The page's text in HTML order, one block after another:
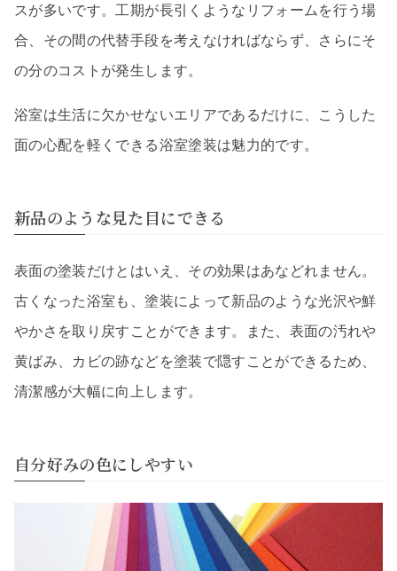
スが多いです。工期が長引くようなリフォームを行う場
合、その間の代替手段を考えなければならず、さらにそ
の分のコストが発生します。
浴室は生活に欠かせないエリアであるだけに、こうした
面の心配を軽くできる浴室塗装は魅力的です。
新品のような見た目にできる
表面の塗装だけとはいえ、その効果はあなどれません。
古くなった浴室も、塗装によって新品のような光沢や鮮
やかさを取り戻すことができます。また、表面の汚れや
黄ばみ、カビの跡などを塗装で隠すことができるため、
清潔感が大幅に向上します。
自分好みの色にしやすい